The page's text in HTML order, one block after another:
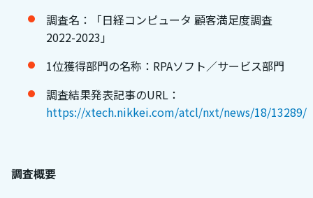
調査名：「日経コンピュータ 顧客満足度調査
2022-2023」
1位獲得部門の名称：RPAソフト／サービス部門
調査結果発表記事のURL：
https://xtech.nikkei.com/atcl/nxt/news/18/13289/
調査概要